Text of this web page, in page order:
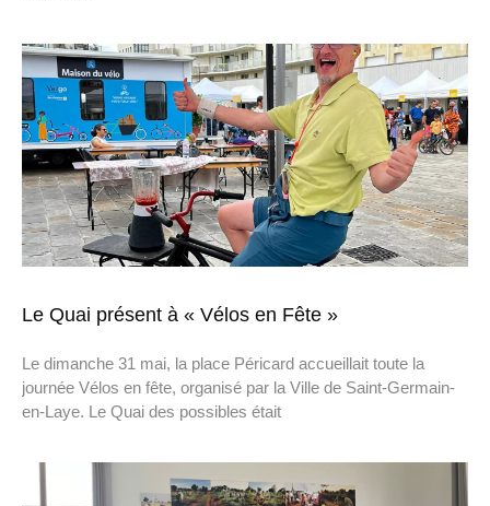
Le Quai présent à « Vélos en Fête »
Le dimanche 31 mai, la place Péricard accueillait toute la
journée Vélos en fête, organisé par la Ville de Saint-Germain-
en-Laye. Le Quai des possibles était